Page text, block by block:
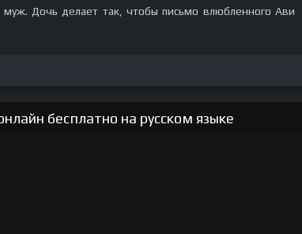
Дочь делает так, чтобы письмо влюбленного Ави
бесплатно на русском языке